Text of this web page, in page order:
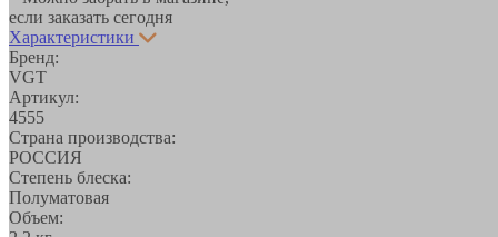
если заказать сегодня
Характеристики
Бренд:
VGT
Артикул:
4555
Страна производства:
РОССИЯ
Степень блеска:
Полуматовая
Объем: